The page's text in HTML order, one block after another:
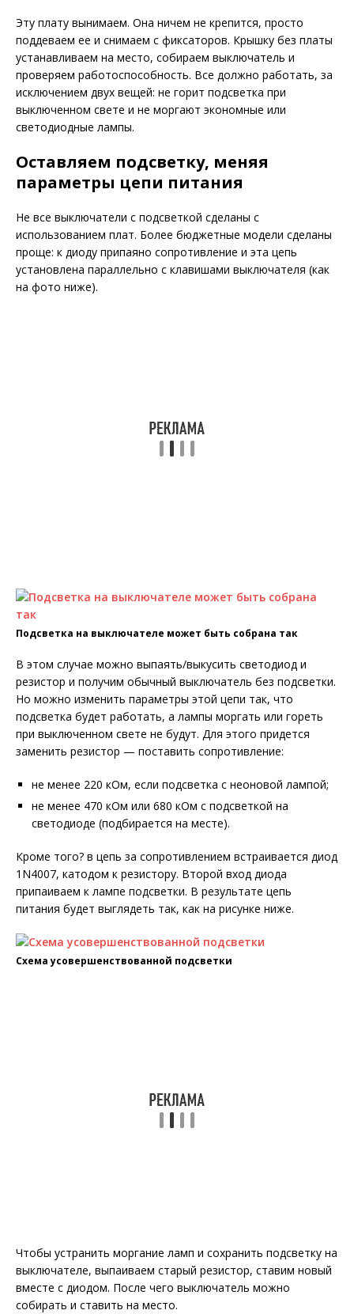
Эту плату вынимаем. Она ничем не крепится, просто
поддеваем ее и снимаем с фиксаторов. Крышку без платы
устанавливаем на место, собираем выключатель и
проверяем работоспособность. Все должно работать, за
исключением двух вещей: не горит подсветка при
выключенном свете и не моргают экономные или
светодиодные лампы.
Оставляем подсветку, меняя
параметры цепи питания
Не все выключатели с подсветкой сделаны с
использованием плат. Более бюджетные модели сделаны
проще: к диоду припаяно сопротивление и эта цепь
установлена параллельно с клавишами выключателя (как
на фото ниже).
Подсветка на выключателе может быть собрана так
В этом случае можно выпаять/выкусить светодиод и
резистор и получим обычный выключатель без подсветки.
Но можно изменить параметры этой цепи так, что
подсветка будет работать, а лампы моргать или гореть
при выключенном свете не будут. Для этого придется
заменить резистор — поставить сопротивление:
не менее 220 кОм, если подсветка с неоновой лампой;
не менее 470 кОм или 680 кОм с подсветкой на
светодиоде (подбирается на месте).
Кроме того? в цепь за сопротивлением встраивается диод
1N4007, катодом к резистору. Второй вход диода
припаиваем к лампе подсветки. В результате цепь
питания будет выглядеть так, как на рисунке ниже.
Схема усовершенствованной подсветки
Чтобы устранить моргание ламп и сохранить подсветку на
выключателе, выпаиваем старый резистор, ставим новый
вместе с диодом. После чего выключатель можно
собирать и ставить на место.